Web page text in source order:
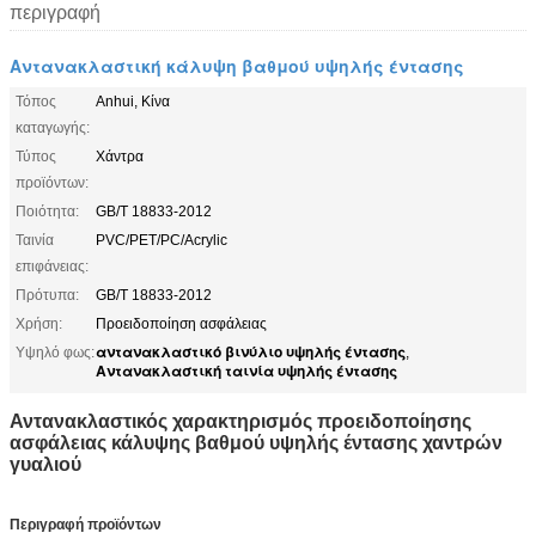
περιγραφή
Αντανακλαστική κάλυψη βαθμού υψηλής έντασης
Τόπος
καταγωγής:
Anhui, Κίνα
Τύπος
προϊόντων:
Χάντρα
Ποιότητα:
GB/T 18833-2012
Ταινία
επιφάνειας:
PVC/PET/PC/Acrylic
Πρότυπα:
GB/T 18833-2012
Χρήση:
Προειδοποίηση ασφάλειας
Υψηλό φως:αντανακλαστικό βινύλιο υψηλής έντασης,
Αντανακλαστική ταινία υψηλής έντασης
Αντανακλαστικός χαρακτηρισμός προειδοποίησης
ασφάλειας κάλυψης βαθμού υψηλής έντασης χαντρών
γυαλιού
Περιγραφή προϊόντων